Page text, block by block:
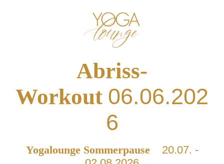
Abriss-
Workout 06.06.202
6
Yogalounge Sommerpause 20.07. -